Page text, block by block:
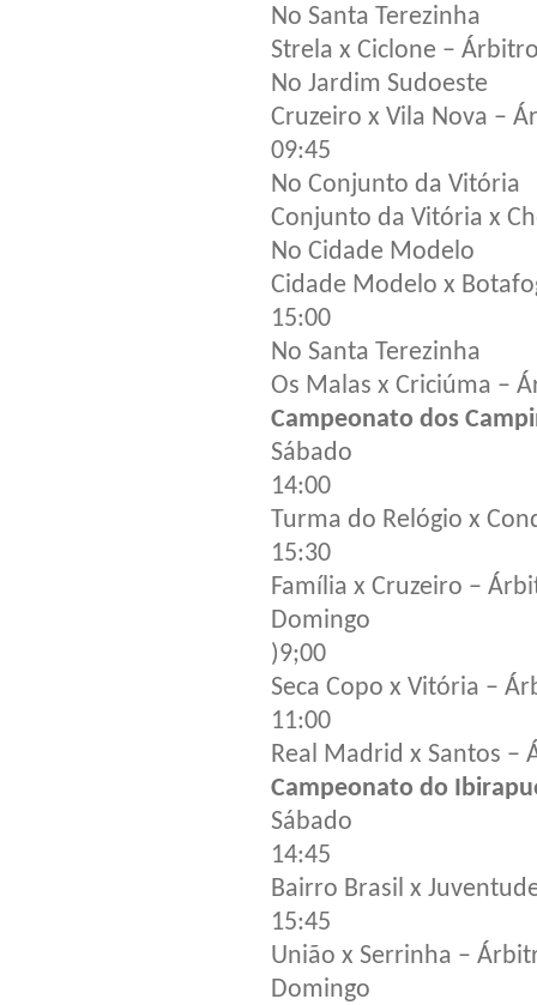
No Santa Terezinha
Strela x Ciclone –
No Jardim Sudoeste
Cruzeiro x Vila Nova –
09:45
No Conjunto da Vitória
Conjunto da Vitória x
No Cidade Modelo
Cidade Modelo x
15:00
No Santa Terezinha
Os Malas x Criciúma –
Campeonato dos
Sábado
14:00
Turma do Relógio x
15:30
Família x Cruzeiro –
Domingo
)9;00
Seca Copo x Vitória –
11:00
Real Madrid x Santos –
Campeonato do
Sábado
14:45
Bairro Brasil x
15:45
União x Serrinha –
Domingo